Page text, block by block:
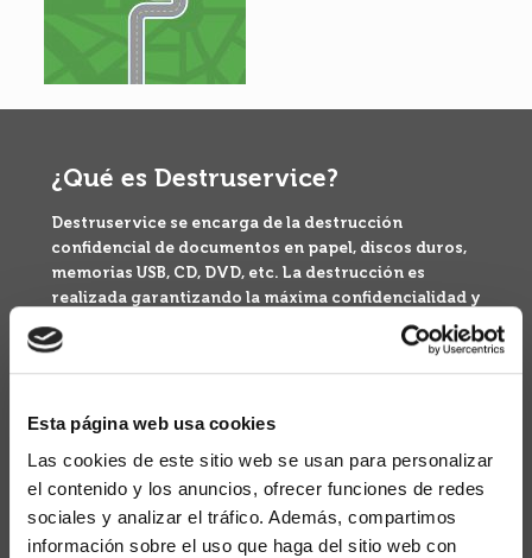
Esta página web usa cookies
Las cookies de este sitio web se usan para personalizar
el contenido y los anuncios, ofrecer funciones de redes
sociales y analizar el tráfico. Además, compartimos
información sobre el uso que haga del sitio web con
¿Qué es Destruservice?
Destruservice se encarga de la destrucción
confidencial de documentos en papel, discos duros,
memorias USB, CD, DVD, etc. La destrucción es
realizada garantizando la máxima confidencialidad y
seguridad de sus documentos y soportes
informáticos.
puntual o por nuestro servicio de destrucción
empresa.
Aviso legal